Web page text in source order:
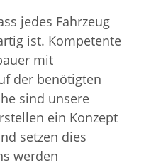
jedes Fahrzeug
ist. Kompetente
mit
der benötigten
sind unsere
ein Konzept
setzen dies
werden